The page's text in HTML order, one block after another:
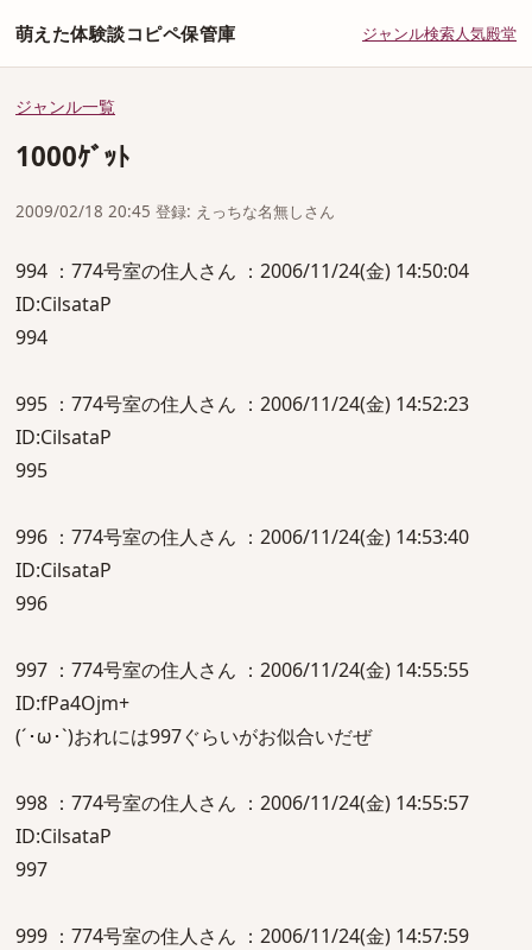
萌えた体験談コピペ保管庫 ジャンル検索人気殿堂
ジャンル一覧
1000ｹﾞｯﾄ
2009/02/18 20:45 登録: えっちな名無しさん
994 ：774号室の住人さん ：2006/11/24(金) 14:50:04
ID:CilsataP
994
995 ：774号室の住人さん ：2006/11/24(金) 14:52:23
ID:CilsataP
995
996 ：774号室の住人さん ：2006/11/24(金) 14:53:40
ID:CilsataP
996
997 ：774号室の住人さん ：2006/11/24(金) 14:55:55
ID:fPa4Ojm+
(´･ω･`)おれには997ぐらいがお似合いだぜ
998 ：774号室の住人さん ：2006/11/24(金) 14:55:57
ID:CilsataP
997
999 ：774号室の住人さん ：2006/11/24(金) 14:57:59